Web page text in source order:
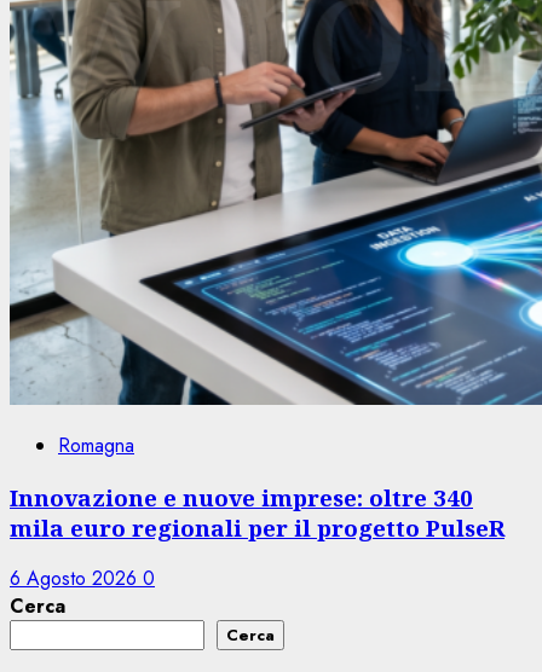
Romagna
Innovazione e nuove imprese: oltre 340
mila euro regionali per il progetto PulseR
6 Agosto 2026 0
Cerca
Cerca